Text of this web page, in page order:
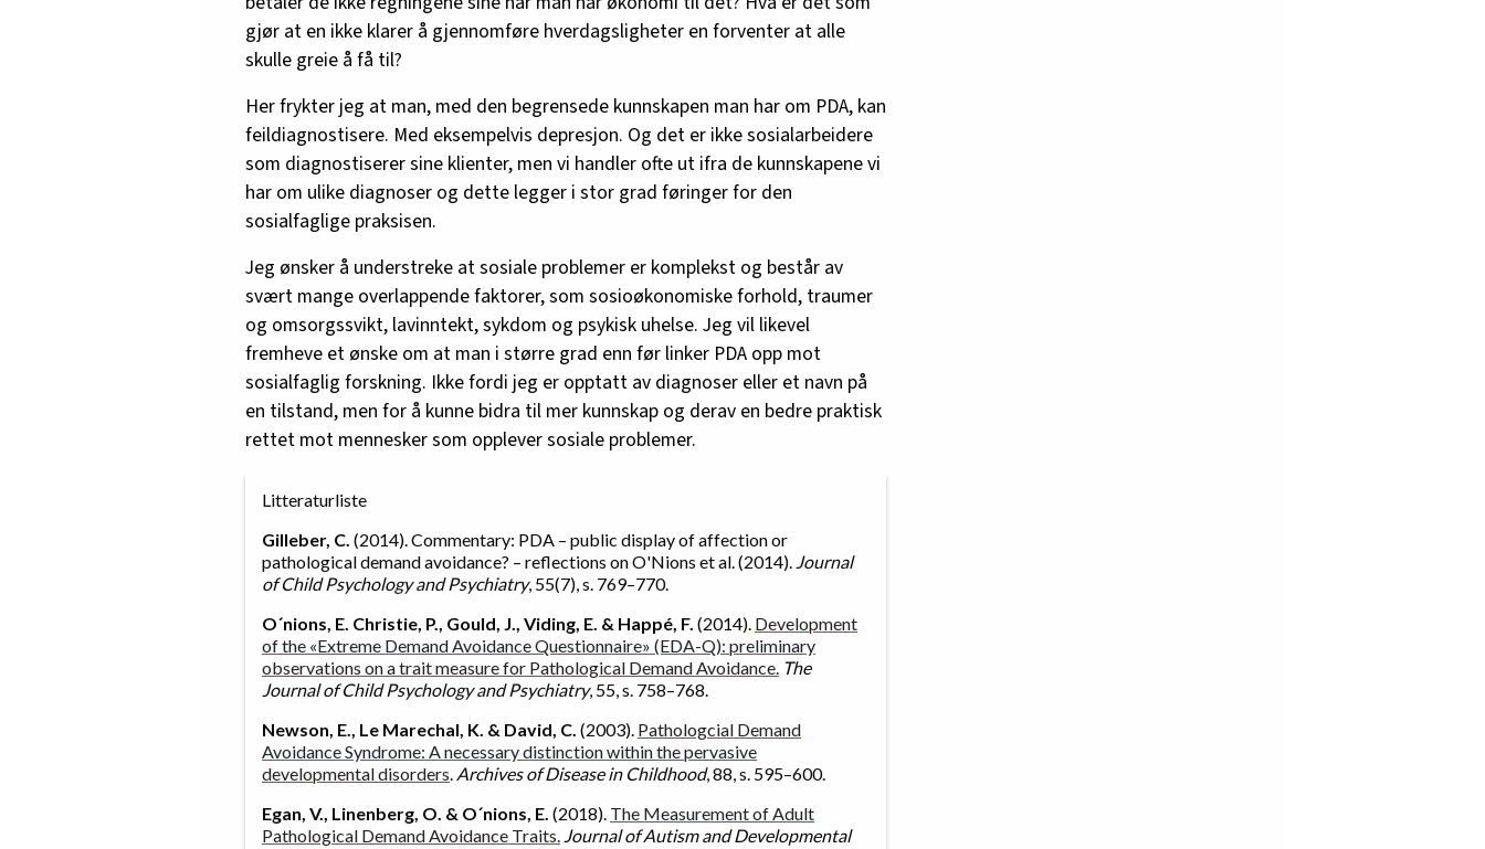
gjør at en ikke klarer å gjennomføre hverdagsligheter en forventer at alle
skulle greie å få til?
Her frykter jeg at man, med den begrensede kunnskapen man har om PDA, kan
feildiagnostisere. Med eksempelvis depresjon. Og det er ikke sosialarbeidere
som diagnostiserer sine klienter, men vi handler ofte ut ifra de kunnskapene vi
har om ulike diagnoser og dette legger i stor grad føringer for den
sosialfaglige praksisen.
Jeg ønsker å understreke at sosiale problemer er komplekst og består av
svært mange overlappende faktorer, som sosioøkonomiske forhold, traumer
og omsorgssvikt, lavinntekt, sykdom og psykisk uhelse. Jeg vil likevel
fremheve et ønske om at man i større grad enn før linker PDA opp mot
sosialfaglig forskning. Ikke fordi jeg er opptatt av diagnoser eller et navn på
en tilstand, men for å kunne bidra til mer kunnskap og derav en bedre praktisk
rettet mot mennesker som opplever sosiale problemer.
Litteraturliste
Gilleber, C. (2014). Commentary: PDA – public display of affection or
pathological demand avoidance? – reflections on O'Nions et al. (2014). Journal
of Child Psychology and Psychiatry, 55(7), s. 769–770.
O´nions, E. Christie, P., Gould, J., Viding, E. & Happé, F. (2014). Development
of the «Extreme Demand Avoidance Questionnaire» (EDA-Q): preliminary
observations on a trait measure for Pathological Demand Avoidance. The
Journal of Child Psychology and Psychiatry, 55, s. 758–768.
Newson, E., Le Marechal, K. & David, C. (2003). Pathologcial Demand
Avoidance Syndrome: A necessary distinction within the pervasive
developmental disorders Archives of Disease in Childhood, 88, s. 595–600.
Egan, V., Linenberg, O. & O´nions, E. (2018). The Measurement of Adult
Pathological Demand Avoidance Traits. Journal of Autism and Developmental